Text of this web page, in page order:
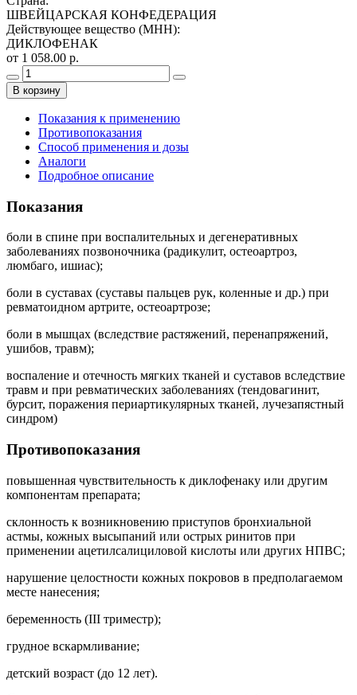
ШВЕЙЦАРСКАЯ КОНФЕДЕРАЦИЯ
Действующее вещество (МНН):
ДИКЛОФЕНАК
от 1 058.00 р.
В корзину
Показания к применению
Противопоказания
Способ применения и дозы
Аналоги
Подробное описание
Показания
боли в спине при воспалительных и дегенеративных
заболеваниях позвоночника (радикулит, остеоартроз,
люмбаго, ишиас);
боли в суставах (суставы пальцев рук, коленные и др.) при
ревматоидном артрите, остеоартрозе;
боли в мышцах (вследствие растяжений, перенапряжений,
ушибов, травм);
воспаление и отечность мягких тканей и суставов вследствие
травм и при ревматических заболеваниях (тендовагинит,
бурсит, поражения периартикулярных тканей, лучезапястный
синдром)
Противопоказания
повышенная чувствительность к диклофенаку или другим
компонентам препарата;
склонность к возникновению приступов бронхиальной
астмы, кожных высыпаний или острых ринитов при
применении ацетилсалициловой кислоты или других НПВС;
нарушение целостности кожных покровов в предполагаемом
месте нанесения;
беременность (III триместр);
грудное вскармливание;
детский возраст (до 12 лет).